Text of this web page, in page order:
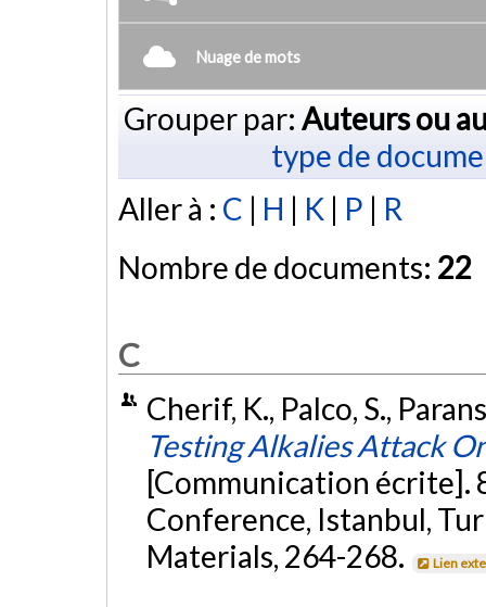
Nuage de mots
Grouper par: Auteurs ou
type de
Aller à : C | H | K | P | R
Nombre de documents: 22
C
Cherif, K., Palco, S.,
Testing Alkalies Attack
[Communication écrite].
Conference, Istanbul,
Materials, 264-268.
Lien